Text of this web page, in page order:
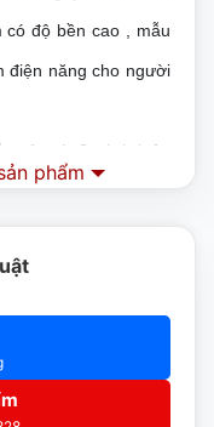
có độ bền cao , mẫu
điện năng cho người
tủ mát 2 cánh luôn
qua thời gian giúp tủ
gian và công sức.
inox cao cấp,
dàng vệ sinh trong
phẩm